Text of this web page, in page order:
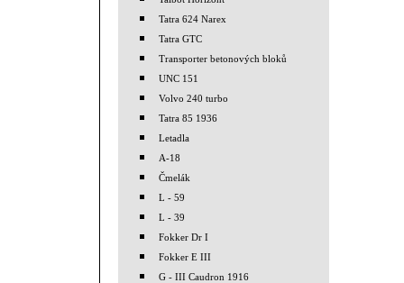
Tatra 624 Narex
Tatra GTC
Transporter betonových bloků
UNC 151
Volvo 240 turbo
Tatra 85 1936
Letadla
A-18
Čmelák
L - 59
L - 39
Fokker Dr I
Fokker E III
G - III Caudron 1916